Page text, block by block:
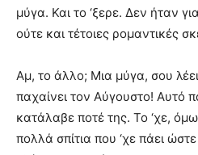
μύγα. Και το ‘ξερε. Δεν ήταν
ούτε και τέτοιες ρομαντικές
Αμ, το άλλο; Μια μύγα, σου
παχαίνει τον Αύγουστο! Αυτό
κατάλαβε ποτέ της. Το ‘χε,
πολλά σπίτια που ‘χε πάει